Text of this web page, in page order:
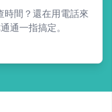
時間？還在用電話來
通一指搞定。